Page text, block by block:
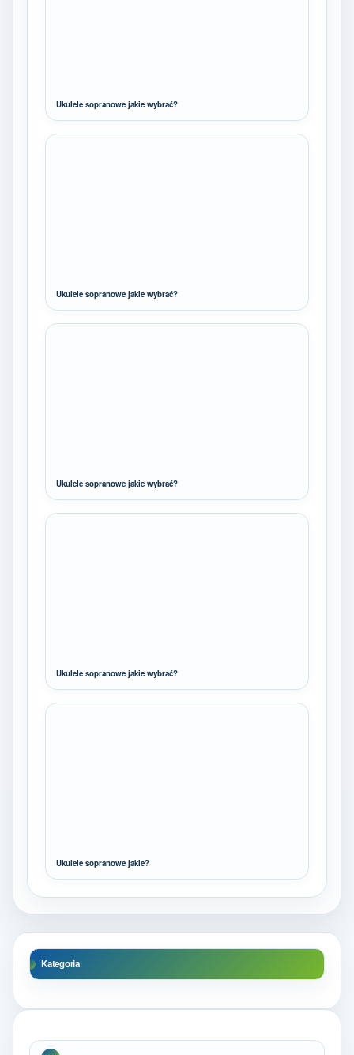
Ukulele sopranowe jakie wybrać?
Ukulele sopranowe jakie wybrać?
Ukulele sopranowe jakie wybrać?
Ukulele sopranowe jakie wybrać?
Ukulele sopranowe jakie?
Kategoria